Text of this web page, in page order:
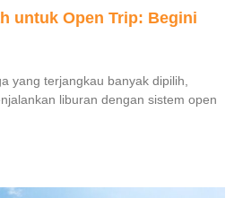
untuk Open Trip: Begini
yang terjangkau banyak dipilih,
liburan dengan sistem open